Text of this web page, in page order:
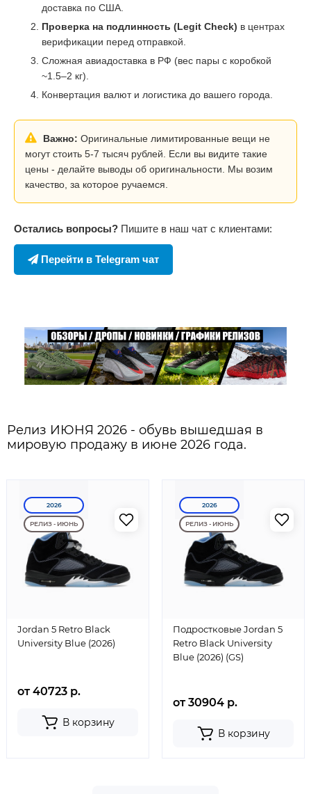
доставка по США.
Проверка на подлинность (Legit Check) в центрах
верификации перед отправкой.
Сложная авиадоставка в РФ (вес пары с коробкой
~1.5–2 кг).
Конвертация валют и логистика до вашего города.
Важно: Оригинальные лимитированные вещи не
могут стоить 5-7 тысяч рублей. Если вы видите такие
цены - делайте выводы об оригинальности. Мы возим
качество, за которое ручаемся.
Остались вопросы? Пишите в наш чат с клиентами:
Перейти в Telegram чат
Релиз ИЮНЯ 2026 - обувь вышедшая в
мировую продажу в июне 2026 года.
2026
РЕЛИЗ - ИЮНЬ
Jordan 5 Retro Black
University Blue (2026)
от 40723 р.
В корзину
2026
РЕЛИЗ - ИЮНЬ
Подростковые Jordan 5
Retro Black University
Blue (2026) (GS)
от 30904 р.
В корзину